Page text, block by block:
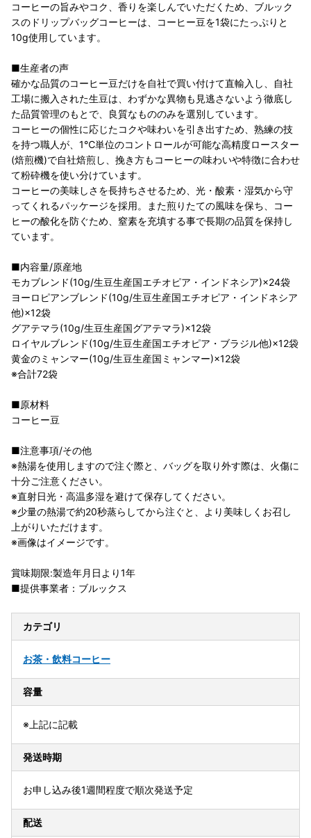
コーヒーの旨みやコク、香りを楽しんでいただくため、ブルック
スのドリップバッグコーヒーは、コーヒー豆を1袋にたっぷりと
10g使用しています。
■生産者の声
確かな品質のコーヒー豆だけを自社で買い付けて直輸入し、自社
工場に搬入された生豆は、わずかな異物も見逃さないよう徹底し
た品質管理のもとで、良質なもののみを選別しています。
コーヒーの個性に応じたコクや味わいを引き出すため、熟練の技
を持つ職人が、1℃単位のコントロールが可能な高精度ロースター
(焙煎機)で自社焙煎し、挽き方もコーヒーの味わいや特徴に合わせ
て粉砕機を使い分けています。
コーヒーの美味しさを長持ちさせるため、光・酸素・湿気から守
ってくれるパッケージを採用。また煎りたての風味を保ち、コー
ヒーの酸化を防ぐため、窒素を充填する事で長期の品質を保持し
ています。
■内容量/原産地
モカブレンド(10g/生豆生産国エチオピア・インドネシア)×24袋
ヨーロピアンブレンド(10g/生豆生産国エチオピア・インドネシア
他)×12袋
グアテマラ(10g/生豆生産国グアテマラ)×12袋
ロイヤルブレンド(10g/生豆生産国エチオピア・ブラジル他)×12袋
黄金のミャンマー(10g/生豆生産国ミャンマー)×12袋
※合計72袋
■原材料
コーヒー豆
■注意事項/その他
※熱湯を使用しますので注ぐ際と、バッグを取り外す際は、火傷に
十分ご注意ください。
※直射日光・高温多湿を避けて保存してください。
※少量の熱湯で約20秒蒸らしてから注ぐと、より美味しくお召し
上がりいただけます。
※画像はイメージです。
賞味期限:製造年月日より1年
■提供事業者：ブルックス
カテゴリ
お茶・飲料コーヒー
容量
※上記に記載
発送時期
お申し込み後1週間程度で順次発送予定
配送